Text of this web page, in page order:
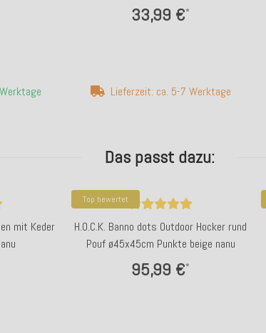
orange
33,99 €*
Lieferzeit: ca. 5-7 Werktage
Das passt dazu:
mit Keder
Top bewertet
H.O.C.K. Banno dots Outdoor Hocker rund
Pouf ø45x45cm Punkte beige nanu
95,99 €*